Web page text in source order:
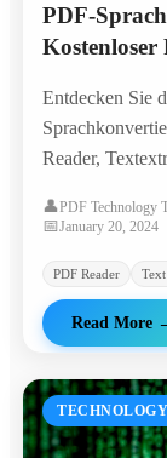
PDF-
Kostenloser
Entdecken Sie
Reader,
👤PDF Technology
📅January 20, 2024
PDF Reader
Read More
TECHNOLOGY